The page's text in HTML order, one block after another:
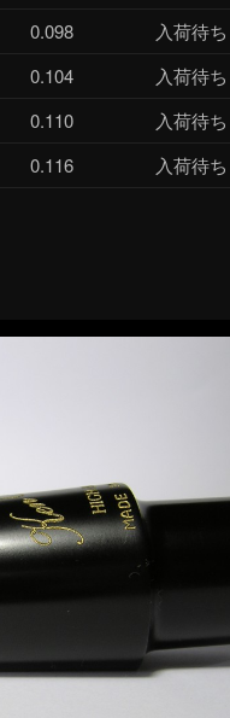
0.098
入荷待ち
0.104
入荷待ち
0.110
入荷待ち
0.116 入荷待ち